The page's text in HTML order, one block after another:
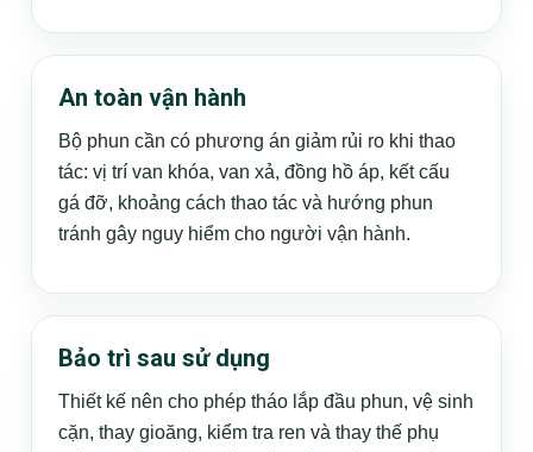
An toàn vận hành
Bộ phun cần có phương án giảm rủi ro khi thao
tác: vị trí van khóa, van xả, đồng hồ áp, kết cấu
gá đỡ, khoảng cách thao tác và hướng phun
tránh gây nguy hiểm cho người vận hành.
Bảo trì sau sử dụng
Thiết kế nên cho phép tháo lắp đầu phun, vệ sinh
cặn, thay gioăng, kiểm tra ren và thay thế phụ